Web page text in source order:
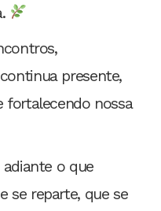
presente,
fortalecendo nossa
adiante o que
se reparte, que se